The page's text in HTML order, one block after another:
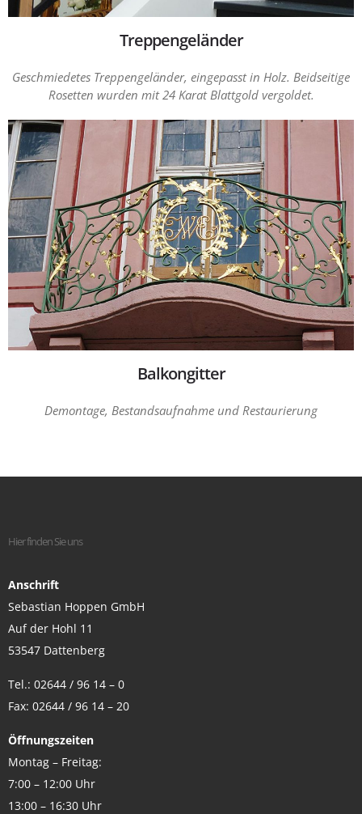
Treppengeländer
Geschmiedetes Treppengeländer, eingepasst in Holz. Beidseitige
Rosetten wurden mit 24 Karat Blattgold vergoldet.
Balkongitter
Demontage, Bestandsaufnahme und Restaurierung
Hier finden Sie uns
Anschrift
Sebastian Hoppen GmbH
Auf der Hohl 11
53547 Dattenberg
Tel.: 02644 / 96 14 – 0
Fax: 02644 / 96 14 – 20
Öffnungszeiten
Montag – Freitag:
7:00 – 12:00 Uhr
13:00 – 16:30 Uhr